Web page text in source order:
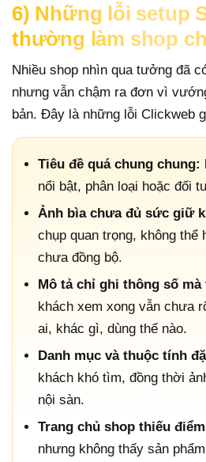
6) Những lỗi setup
thường làm shop
Nhiều shop nhìn qua tưởng đã
nhưng vẫn chậm ra đơn vì
bản. Đây là những lỗi Clickweb
Tiêu đề quá chung chung:
nổi bật, phân loại hoặc đối
Ảnh bìa chưa đủ sức giữ
chụp quan trọng, không thể
chưa đồng bộ.
Mô tả chỉ ghi thông số
khách xem xong vẫn chưa
ai, khác gì, dùng thế nào.
Danh mục và thuộc tính
khách khó tìm, đồng thời
nội sàn.
Trang chủ shop thiếu
nhưng không thấy sản